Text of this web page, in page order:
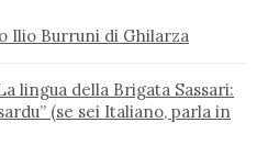
Ilio Burruni di Ghilarza
lingua della Brigata Sassari:
(se sei Italiano, parla in